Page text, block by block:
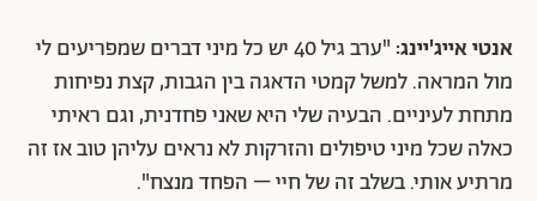
אנטי אייג'יינג:
"ערב גיל 40 יש כל מיני דברים שמפריעים לי
מול המראה. למשל קמטי הדאגה בין הגבות, קצת נפיחות
מתחת לעיניים. הבעיה שלי היא שאני פחדנית, וגם ראיתי
כאלה שכל מיני טיפולים והזרקות לא נראים עליהן טוב אז זה
מרתיע אותי. בשלב זה של חיי – הפחד מנצח".